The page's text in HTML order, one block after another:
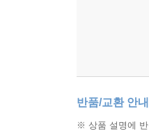
반품/교환 안내
※ 상품 설명에 반